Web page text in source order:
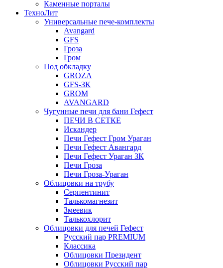
Каменные порталы
ТехноЛит
Универсальные пече-комплекты
Avangard
GFS
Гроза
Гром
Под обкладку
GROZA
GFS-ЗК
GROM
AVANGARD
Чугунные печи для бани Гефест
ПЕЧИ В СЕТКЕ
Искандер
Печи Гефест Гром Ураган
Печи Гефест Авангард
Печи Гефест Ураган ЗК
Печи Гроза
Печи Гроза-Ураган
Облицовки на трубу
Серпентинит
Талькомагнезит
Змеевик
Талькохлорит
Облицовки для печей Гефест
Русский пар PREMIUM
Классика
Облицовки Президент
Облицовки Русский пар